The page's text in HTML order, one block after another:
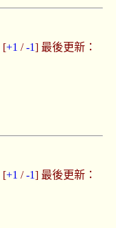
[+1 /-1] 最後更新：
[+1 /-1] 最後更新：